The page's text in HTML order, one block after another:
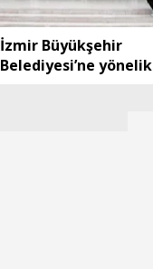
İzmir Büyükşehir
Belediyesi’ne yönelik